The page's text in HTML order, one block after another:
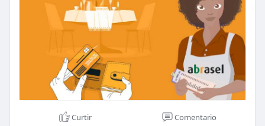
Link:
https://pt.surveymonkey.com/r/Merca
dodevouchers
#bareserestaurantes
#abrasel
#voucher #valealimentação
Curtir Comentario